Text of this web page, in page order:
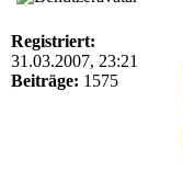
Registriert:
31.03.2007, 23:21
Beiträge: 1575